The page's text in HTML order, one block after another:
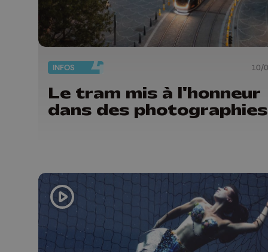
INFOS 10/
Le tram mis à l'honneur
dans des photographies